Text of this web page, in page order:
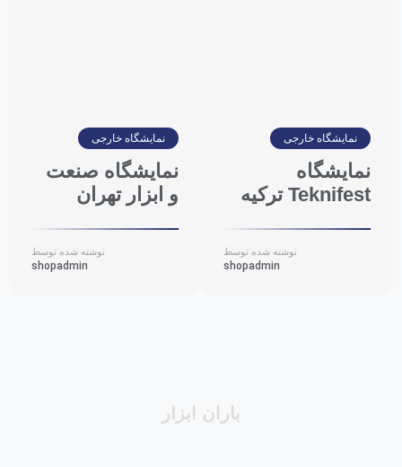
نمایشگاه خارجی
نمایشگاه
Teknifest ترکیه
نوشته شده توسط
shopadmin
نمایشگاه خارجی
نمایشگاه صنعت
و ابزار تهران
نوشته شده توسط
shopadmin
باران ابزار